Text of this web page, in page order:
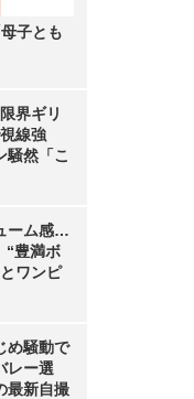
子とも
界ギリ
線強
騒然「こ
ーム感…
“豊満ボ
ワンピ
め騒動で
レー選
最新自撮